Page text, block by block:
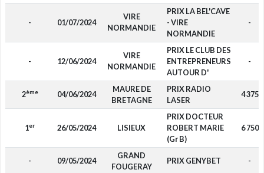
- 01/07/2024
VIRE
NORMANDIE
PRIX LA BEL'CAVE
- VIRE
NORMANDIE
-
- 12/06/2024
VIRE
NORMANDIE
PRIX LE CLUB DES
ENTREPRENEURS
AUTOUR D'
-
2ème 04/06/2024
MAURE DE
BRETAGNE
PRIX RADIO
LASER
4 375
1er 26/05/2024 LISIEUX
PRIX DOCTEUR
ROBERT MARIE
(Gr B)
6 750
- 09/05/2024
GRAND
FOUGERAY
PRIX GENYBET -